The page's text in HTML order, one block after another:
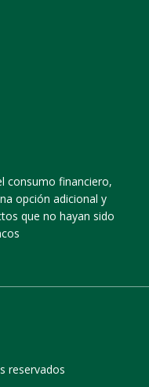
consumo financiero,
opción adicional y
que no hayan sido
reservados